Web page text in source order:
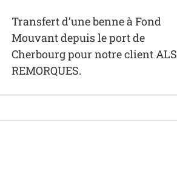
Transfert d’une benne à Fond
Mouvant depuis le port de
Cherbourg pour notre client ALS
REMORQUES.